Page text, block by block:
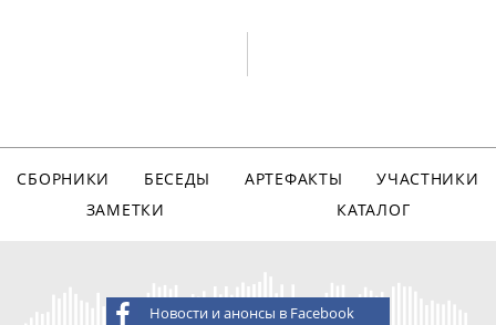
СБОРНИКИ БЕСЕДЫ АРТЕФАКТЫ
УЧАСТНИКИ
ЗАМЕТКИ
КАТАЛОГ
Новости и анонсы в Facebook